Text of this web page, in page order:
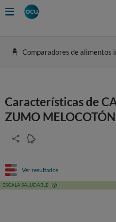
Comparadores de alimentos
Características de
ZUMO
Ver resultados
ESCALA SALUDABLE